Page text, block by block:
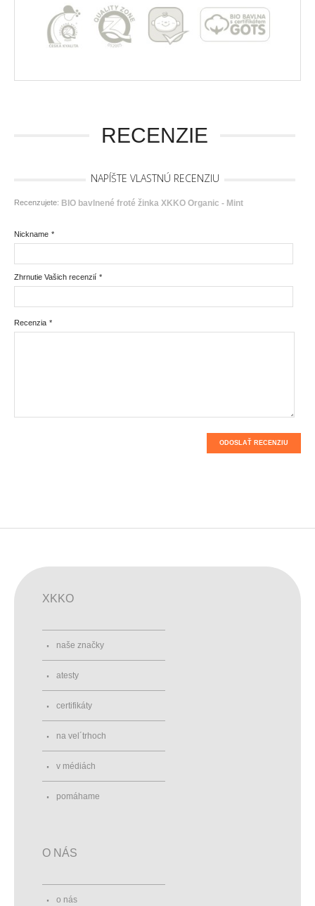
RECENZIE
NAPÍŠTE VLASTNÚ RECENZIU
Recenzujete: BIO bavlnené froté žinka XKKO Organic - Mint
*
Nickname
*
Zhrnutie Vašich recenzií
*
Recenzia
ODOSLAŤ RECENZIU
XKKO
naše značky
atesty
certifikáty
na vel´trhoch
v médiách
pomáhame
O NÁS
o nás